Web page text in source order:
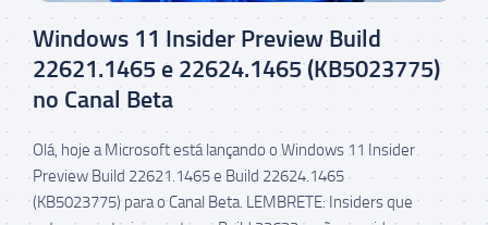
Windows 11 Insider Preview Build
22621.1465 e 22624.1465 (KB5023775)
no Canal Beta
Olá, hoje a Microsoft está lançando o Windows 11 Insider
Preview Build 22621.1465 e Build 22624.1465
(KB5023775) para o Canal Beta. LEMBRETE: Insiders que